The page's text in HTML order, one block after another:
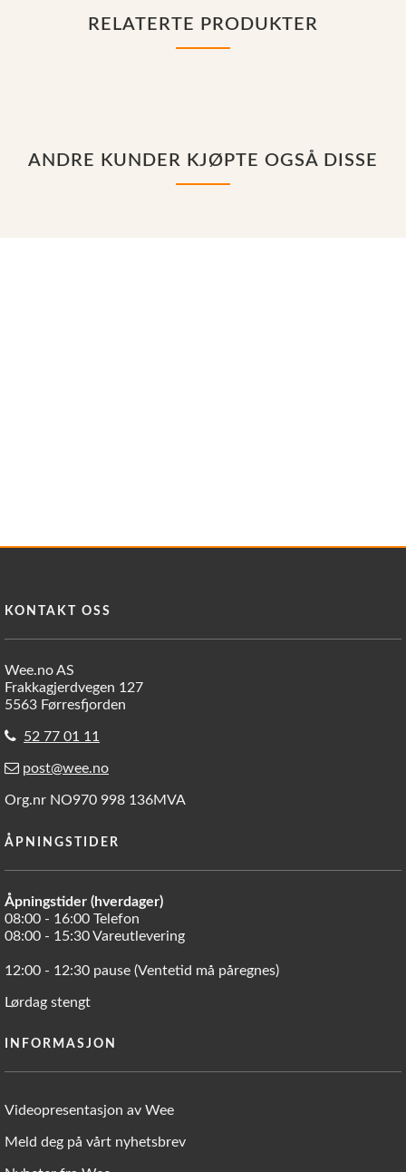
RELATERTE PRODUKTER
ANDRE KUNDER KJØPTE OGSÅ DISSE
KONTAKT OSS
Wee.no AS
Frakkagjerdvegen 127
5563 Førresfjorden
52 77 01 11
post@wee.no
Org.nr NO970 998 136MVA
ÅPNINGSTIDER
Åpningstider (hverdager)
08:00 - 16:00 Telefon
08:00 - 15:30 Vareutlevering
12:00 - 12:30 pause (Ventetid må påregnes)
Lørdag stengt
INFORMASJON
Videopresentasjon av Wee
Meld deg på vårt nyhetsbrev